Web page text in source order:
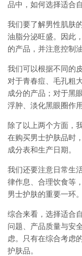
品中，如何选择适合
我们要了解男性肌肤
油脂分泌旺盛。因此
的产品，并注意控制
我们可以根据不同的
对于青春痘、毛孔粗
成分的产品；对于黑
浮肿、淡化黑眼圈作
除了以上两个方面，
在购买男士护肤品时
成分表和生产日期。
我们还要注意日常生
律作息、合理饮食等
男士护肤的重要一环。
综合来看，选择适合
问题、产品质量与安
虑。只有在综合考虑
护肤品。